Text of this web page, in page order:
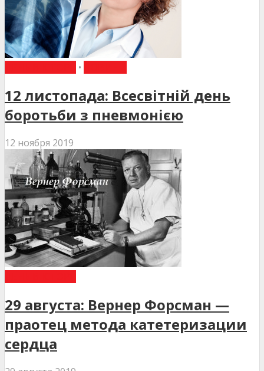
•
12 листопада: Всесвітній день
боротьби з пневмонією
12 ноября 2019
29 августа: Вернер Форсман —
праотец метода катетеризации
сердца